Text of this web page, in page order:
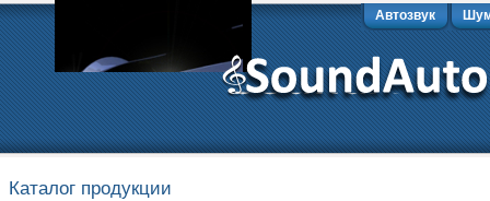
Автозвук
Каталог продукции